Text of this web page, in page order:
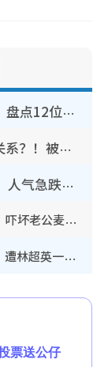
《爱·回家》隐形富豪卧虎藏龙！盘点12位财气逼人的有钱艺人：这位美女3亿身家不愁做
叶泓文拍拖一周年亲口否认情侣关系？！被质疑感情造假竟称GM“普通同事”
30岁男艺人低调宣布已秘密离巢！人气急跌变失踪人口：“这几年过得并不容易”
简淑儿染金发剪短头发气质判若两人！吓坏老公麦大力都认不出：“你做什么？”
TVB新闻主播陈嘉欣镜头前罕见失守！遭林超英一句话突袭吓坏当场大笑